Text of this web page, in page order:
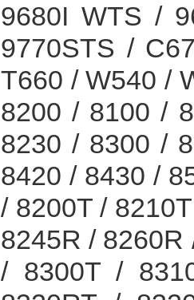
9680I WTS /
9770STS /
T660 / W540 /
8200 / 8100 /
8230 / 8300 /
8420 / 8430 /
/ 8200T /
8245R / 8260R
/ 8300T /